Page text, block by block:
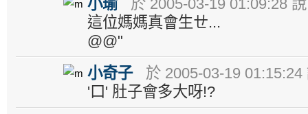
小瑜
於 2005-03-19 01:09:28 說
這位媽媽真會生ㄝ...
@@"
小奇子
於 2005-03-19 01:15:24
'口' 肚子會多大呀!?